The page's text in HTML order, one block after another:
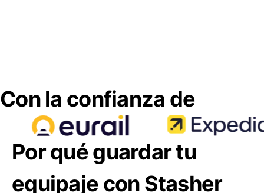
Con la confianza de
Por qué guardar tu
equipaje con Stasher